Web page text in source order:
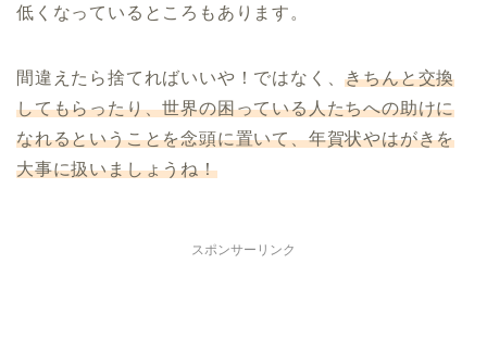
低くなっているところもあります。
間違えたら捨てればいいや！ではなく、きちんと交換
してもらったり、世界の困っている人たちへの助けに
なれるということを念頭に置いて、年賀状やはがきを
大事に扱いましょうね！
スポンサーリンク